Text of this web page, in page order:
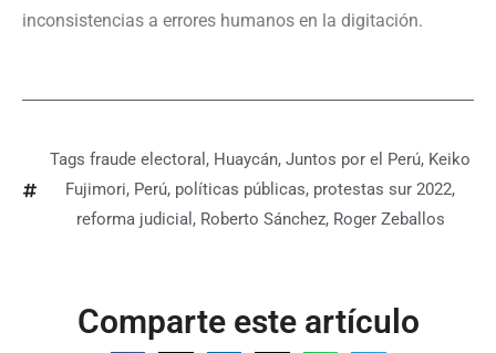
inconsistencias a errores humanos en la digitación.
Tags fraude electoral , Huaycán, Juntos por el Perú, Keiko
Fujimori, Perú, políticas públicas, protestas sur 2022,
reforma judicial , Roberto Sánchez, Roger Zeballos
Comparte este artículo